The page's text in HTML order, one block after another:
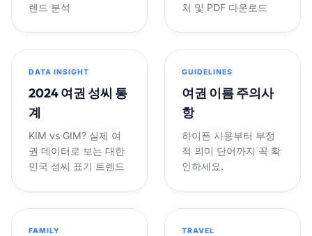
렌드 분석
처 및 PDF 다운로드
DATA INSIGHT
2024 여권 성씨 통
계
KIM vs GIM? 실제 여
권 데이터로 보는 대한
민국 성씨 표기 트렌드
GUIDELINES
여권 이름 주의사
항
하이픈 사용부터 부정
적 의미 단어까지 꼭 확
인하세요.
FAMILY TRAVEL